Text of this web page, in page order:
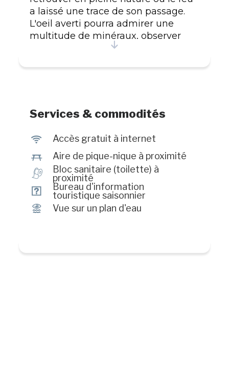
a laissé une trace de son passage.
L'oeil averti pourra admirer une
multitude de minéraux, observer
une flore luxuriante et une faune
couchers de soleil et un ciel étoilé à
souvenirs inoubliables. Sur place :
Accès Internet, aire de pique-nique,
exposition, téléphone public, toilette.
Services & commodités
J Accès gratuit à internet
h Aire de pique-nique à proximité
h
Bloc sanitaire (toilette) à
proximité
?
Bureau d'information
touristique saisonnier
Ï Vue sur un plan d'eau